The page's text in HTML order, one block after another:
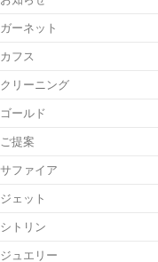
ガーネット
カフス
クリーニング
ゴールド
ご提案
サファイア
ジェット
シトリン
ジュエリー